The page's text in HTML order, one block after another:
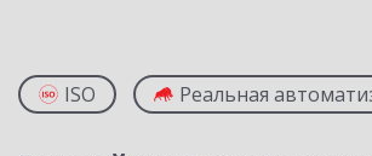
ISO Реальная